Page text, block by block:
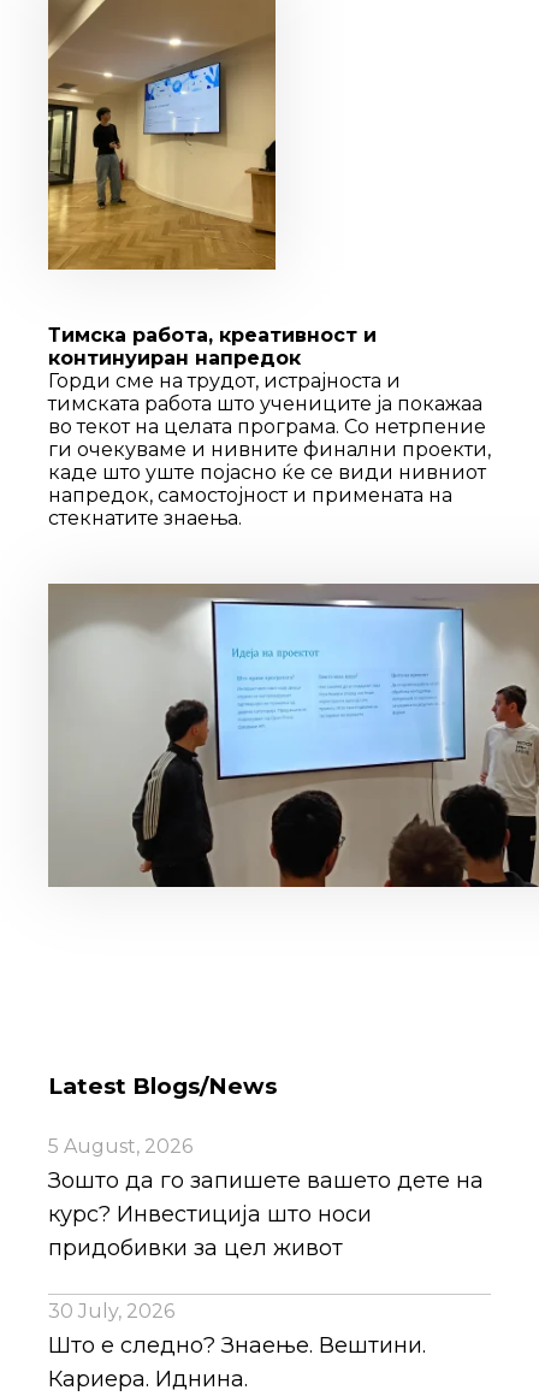
Тимска работа, креативност и
континуиран напредок
Горди сме на трудот, истрајноста и
тимската работа што учениците ја покажаа
во текот на целата програма. Со нетрпение
ги очекуваме и нивните финални проекти,
каде што уште појасно ќе се види нивниот
напредок, самостојност и примената на
стекнатите знаења.
Latest Blogs/News
5 August, 2026
Зошто да го запишете вашето дете на
курс? Инвестиција што носи
придобивки за цел живот
30 July, 2026
Што е следно? Знаење. Вештини.
Кариера. Иднина.